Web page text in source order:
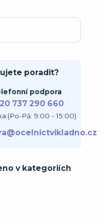
poradit?
podpora
737 290 660
Pá: 9:00 - 15:00)
v kategoriích